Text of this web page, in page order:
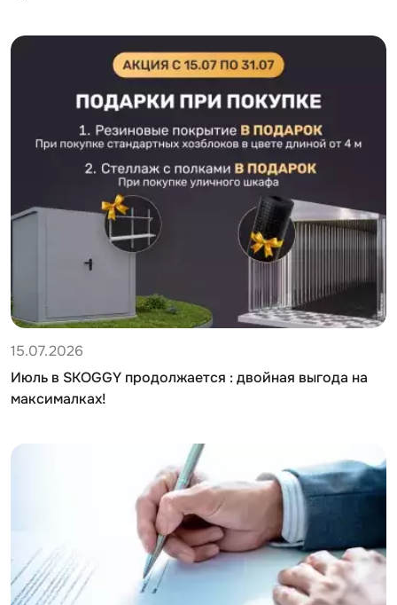
15.07.2026
Июль в SKOGGY продолжается : двойная выгода на
максималках!